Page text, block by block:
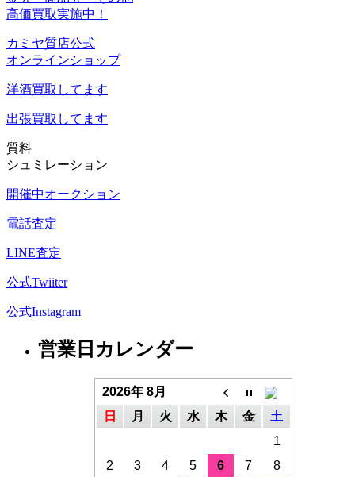
高価買取実施中！
カミヤ質店公式
オンラインショップ
洋酒買取してます
出張買取 してます
質料
シュミレーション
開催中オークション
電話査定
LINE査定
公式Twiiter
公式Instagram
営業日カレンダー
2026年 8月
日
月 火 水 木 金
土
1
2
3 4 5 6 7
8